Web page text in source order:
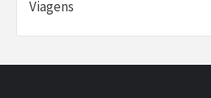
Viagens